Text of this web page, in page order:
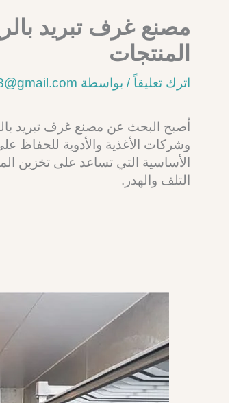
المنتجات
اترك تعليقاً / بواسطة
أصبح البحث عن مصنع غرف تبريد
وشركات الأغذية والأدوية للحفاظ
الأساسية التي تساعد على تخزين
التلف والهدر.